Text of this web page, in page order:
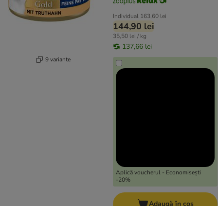
9 variante
Individual 163,60 lei
144,90 lei
35,50 lei / kg
137,66 lei
Aplică voucherul - Economisești
-20%
Adaugă în coș